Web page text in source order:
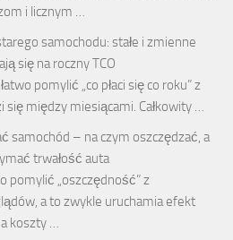
i licznym …
samochodu: stałe i zmienne
się na roczny TCO
pomylić „co płaci się co roku” z
się między miesiącami. Całkowity …
samochód – na czym oszczędzać, a
trwałość auta
pomylić „oszczędność” z
a to zwykle uruchamia efekt
koszty …